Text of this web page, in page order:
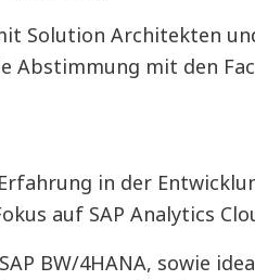
Solution Architekten
Abstimmung mit den
in der
auf SAP Analytics
BW/4HANA, sowie